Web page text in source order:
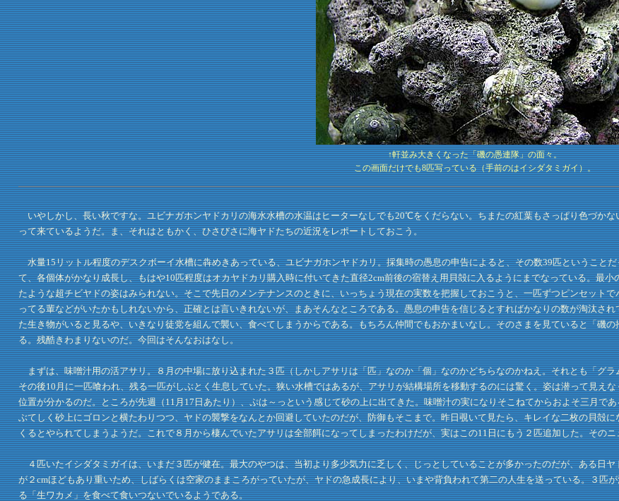
↑軒並み大きくなった「磯の愚連隊」の面々。
この画面だけでも8匹写っている（手前のはイシダタミガイ）。
いやしかし、長い秋ですな。ユビナガホンヤドカリの海水水槽の水温はヒーターなしでも20℃をくだらない。ちまたの紅葉もさっぱり色づか
って来ているようだ。ま、それはともかく、ひさびさに海ヤドたちの近況をレポートしておこう。
水量15リットル程度のデスクボーイ水槽に犇めきあっている、ユビナガホンヤドカリ。採集時の愚息の申告によると、その数39匹ということ
て、各個体がかなり成長し、もはや10匹程度はオカヤドカリ購入時に付いてきた直径2cm前後の宿替え用貝殻に入るようにまでなっている。最
たような超チビヤドの姿はみられない。そこで先日のメンテナンスのときに、いっちょう現在の実数を把握しておこうと、一匹ずつピンセット
ってる輩などがいたかもしれないから、正確とは言いきれないが、まあそんなところである。愚息の申告を信じるとすればかなりの数が淘汰さ
た生き物がいると見るや、いきなり徒党を組んで襲い、食べてしまうからである。もちろん仲間でもおかまいなし。そのさまを見ていると「磯
る。残酷きわまりないのだ。今回はそんなおはなし。
まずは、味噌汁用の活アサリ。８月の中場に放り込まれた３匹（しかしアサリは「匹」なのか「個」なのかどちらなのかねえ。それとも「グ
その後10月に一匹喰われ、残る一匹がしぶとく生息していた。狭い水槽ではあるが、アサリが結構場所を移動するのには驚く。姿は潜って見え
位置が分かるのだ。ところが先週（11月17日あたり）、ぷは～っという感じて砂の上に出てきた。味噌汁の実になりそこねてからおよそ三月で
ぶてしく砂上にゴロンと横たわりつつ、ヤドの襲撃をなんとか回避していたのだが、防御もそこまで。昨日覗いて見たら、キレイな二枚の貝殻
くるとやられてしまうようだ。これで８月から棲んでいたアサリは全部餌になってしまったわけだが、実はこの11日にもう２匹追加した。その
４匹いたイシダタミガイは、いまだ３匹が健在。最大のやつは、当初より多少気力に乏しく、じっとしていることが多かったのだが、ある日
が２cmほどもあり重いため、しばらくは空家のままころがっていたが、ヤドの急成長により、いまや背負われて第二の人生を送っている。３匹
る「生ワカメ」を食べて食いつないでいるようである。